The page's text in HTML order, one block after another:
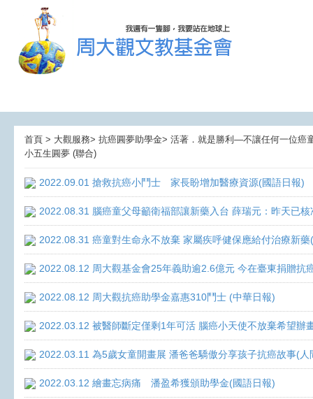
首頁 > 大觀服務> 抗癌圓夢助學金> 活著．就是勝利—不讓任何一位癌
小五生圓夢 (聯合)
2022.09.01 搶救抗癌小鬥士 家長盼增加醫療資源(國語日報)
2022.08.31 腦癌童父母籲衛福部讓新藥入台 薛瑞元：昨天已
2022.08.31 癌童對生命永不放棄 家屬疾呼健保應給付治療新藥
2022.08.12 周大觀基金會25年義助逾2.6億元 今在臺東捐贈抗
2022.08.12 周大觀抗癌助學金嘉惠310鬥士 (中華日報)
2022.03.12 被醫師斷定僅剩1年可活 腦癌小天使不放棄希望辦
2022.03.11 為5歲女童開畫展 潘爸爸驕傲分享孩子抗癌故事(人
2022.03.12 繪畫忘病痛 潘盈希獲頒助學金(國語日報)